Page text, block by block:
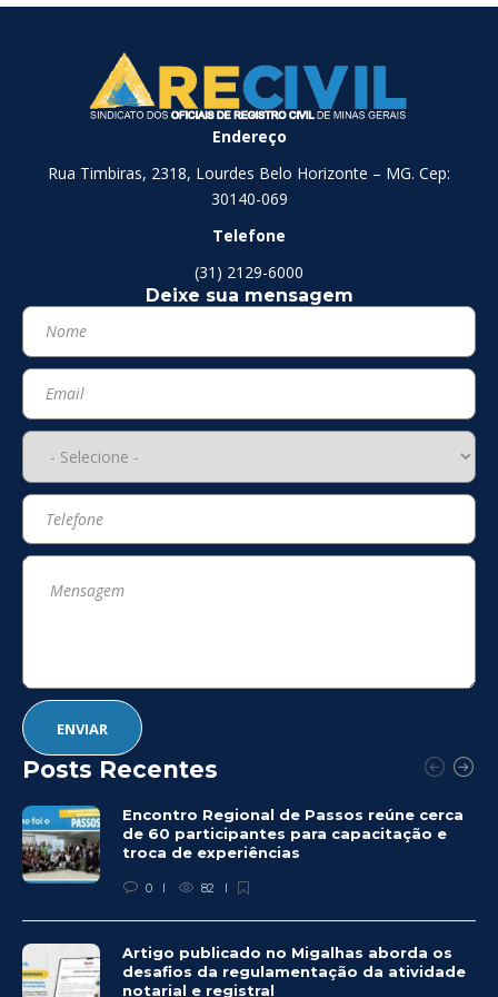
Endereço
Rua Timbiras, 2318, Lourdes Belo Horizonte – MG. Cep:
30140-069
Telefone
(31) 2129-6000
Deixe sua mensagem
Posts Recentes
Encontro Regional de Passos reúne cerca
de 60 participantes para capacitação e
troca de experiências
0 82
Artigo publicado no Migalhas aborda os
desafios da regulamentação da atividade
notarial e registral